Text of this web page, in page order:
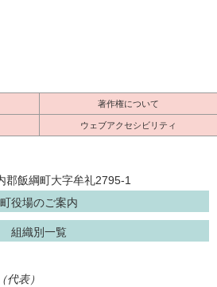
著作権について
ウェブアクセシビリティ
飯綱町大字牟礼2795-1
町役場のご案内
組織別一覧
表）